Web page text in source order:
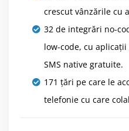
crescut vânzările cu
32 de integrări no-
low-code, cu
SMS native gratuite.
171 țări pe care le
telefonie cu care